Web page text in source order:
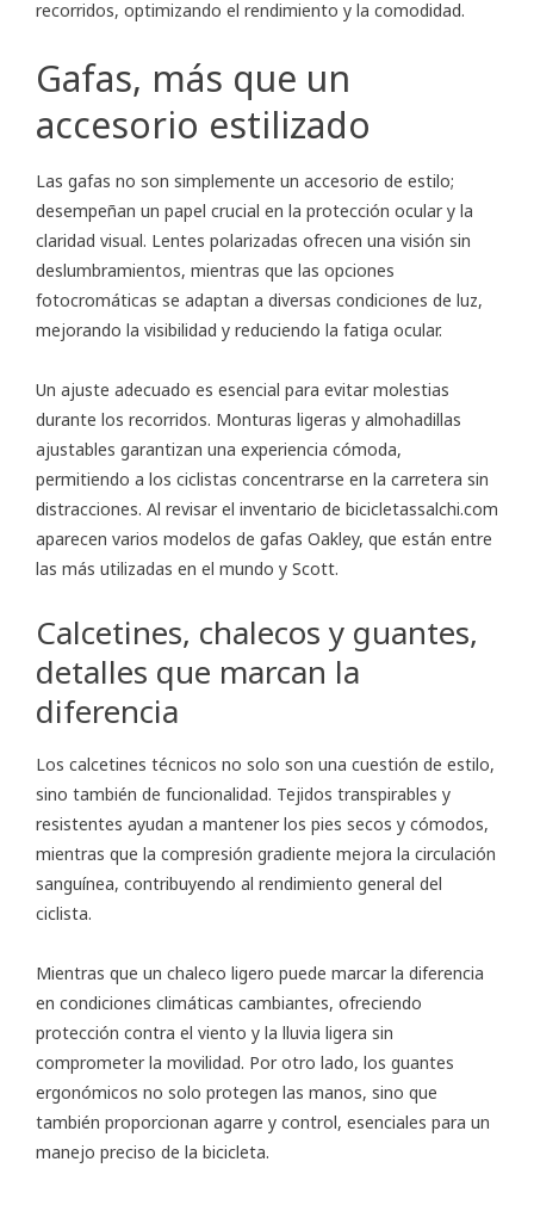
recorridos, optimizando el rendimiento y la comodidad.
Gafas, más que un
accesorio estilizado
Las gafas no son simplemente un accesorio de estilo;
desempeñan un papel crucial en la protección ocular y la
claridad visual. Lentes polarizadas ofrecen una visión sin
deslumbramientos, mientras que las opciones
fotocromáticas se adaptan a diversas condiciones de luz,
mejorando la visibilidad y reduciendo la fatiga ocular.
Un ajuste adecuado es esencial para evitar molestias
durante los recorridos. Monturas ligeras y almohadillas
ajustables garantizan una experiencia cómoda,
permitiendo a los ciclistas concentrarse en la carretera sin
distracciones. Al revisar el inventario de bicicletassalchi.com
aparecen varios modelos de gafas Oakley, que están entre
las más utilizadas en el mundo y Scott.
Calcetines, chalecos y guantes,
detalles que marcan la
diferencia
Los calcetines técnicos no solo son una cuestión de estilo,
sino también de funcionalidad. Tejidos transpirables y
resistentes ayudan a mantener los pies secos y cómodos,
mientras que la compresión gradiente mejora la circulación
sanguínea, contribuyendo al rendimiento general del
ciclista.
Mientras que un chaleco ligero puede marcar la diferencia
en condiciones climáticas cambiantes, ofreciendo
protección contra el viento y la lluvia ligera sin
comprometer la movilidad. Por otro lado, los guantes
ergonómicos no solo protegen las manos, sino que
también proporcionan agarre y control, esenciales para un
manejo preciso de la bicicleta.